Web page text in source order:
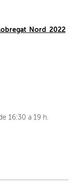
Nord 2022
16:30 a 19 h.